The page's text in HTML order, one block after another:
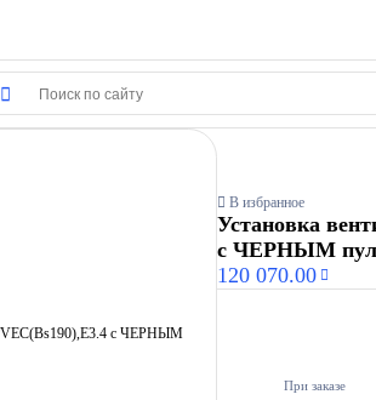
В избранное
Установка
с ЧЕРНЫМ
120 070.00
При заказе